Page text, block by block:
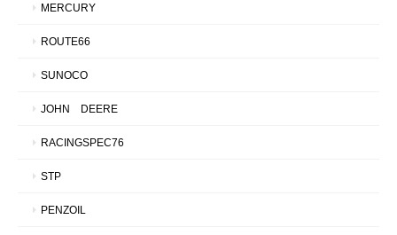
MERCURY
ROUTE66
SUNOCO
JOHN DEERE
RACINGSPEC76
STP
PENZOIL